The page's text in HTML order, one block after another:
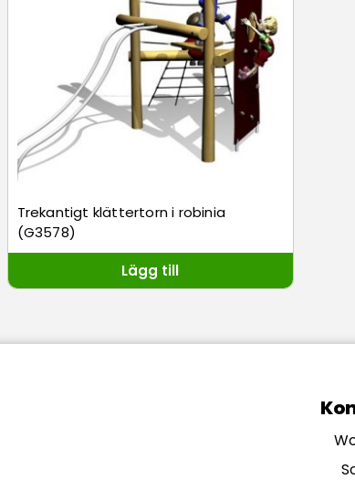
Trekantigt klättertorn i robinia
(G3578)
Lägg till